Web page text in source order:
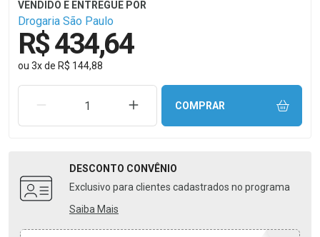
Drogaria São Paulo
R$ 434,64
ou 3xde R$ 144,88
REMOVER UMA UNIDADEAUMENTAR UMA UNIDADE
COMPRAR
DESCONTO CONVÊNIO
Exclusivo para clientes cadastrados no programa
Saiba Mais